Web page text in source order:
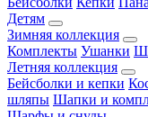
Детям
Зимняя коллекция
Комплекты Ушанки
Летняя коллекция
Бейсболки и кепки
шляпы Шапки и